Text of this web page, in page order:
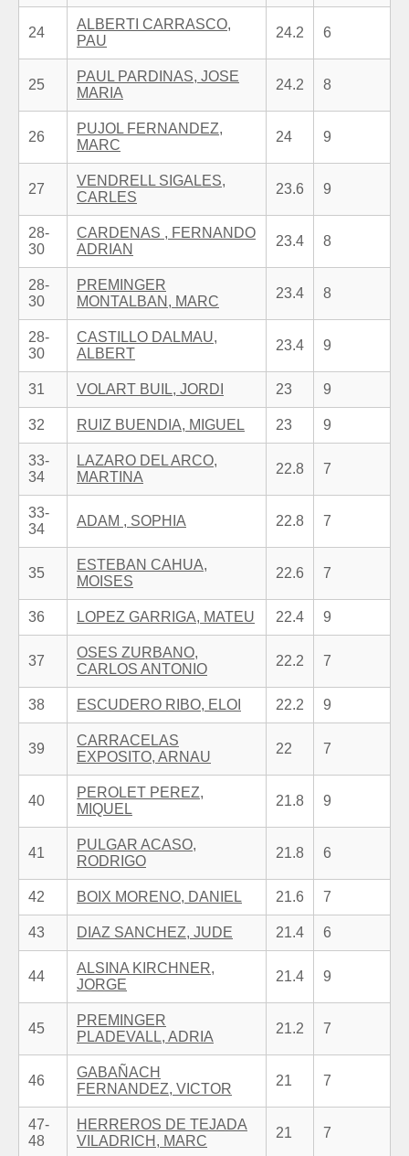
24
ALBERTI CARRASCO,
PAU
24.2 6
25
PAUL PARDINAS, JOSE
MARIA
24.2 8
26
PUJOL FERNANDEZ,
MARC
24 9
27
VENDRELL SIGALES,
CARLES
23.6 9
28-
30
CARDENAS , FERNANDO
ADRIAN
23.4 8
28-
30
PREMINGER
MONTALBAN, MARC
23.4 8
28-
30
CASTILLO DALMAU,
ALBERT
23.4 9
31 VOLART BUIL, JORDI 23 9
32 RUIZ BUENDIA, MIGUEL 23 9
33-
34
LAZARO DEL ARCO,
MARTINA
22.8 7
33-
34
ADAM , SOPHIA 22.8 7
35
ESTEBAN CAHUA,
MOISES
22.6 7
36 LOPEZ GARRIGA, MATEU 22.4 9
37
OSES ZURBANO,
CARLOS ANTONIO
22.2 7
38 ESCUDERO RIBO, ELOI 22.2 9
39
CARRACELAS
EXPOSITO, ARNAU
22 7
40
PEROLET PEREZ,
MIQUEL
21.8 9
41
PULGAR ACASO,
RODRIGO
21.8 6
42 BOIX MORENO, DANIEL 21.6 7
43 DIAZ SANCHEZ, JUDE 21.4 6
44
ALSINA KIRCHNER,
JORGE
21.4 9
45
PREMINGER
PLADEVALL, ADRIA
21.2 7
46
GABAÑACH
FERNANDEZ, VICTOR
21 7
47-
48
HERREROS DE TEJADA
VILADRICH, MARC
21 7